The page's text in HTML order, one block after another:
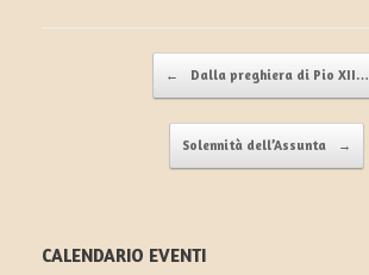
← Dalla preghiera di Pio XII…
Solennità dell’Assunta →
CALENDARIO EVENTI